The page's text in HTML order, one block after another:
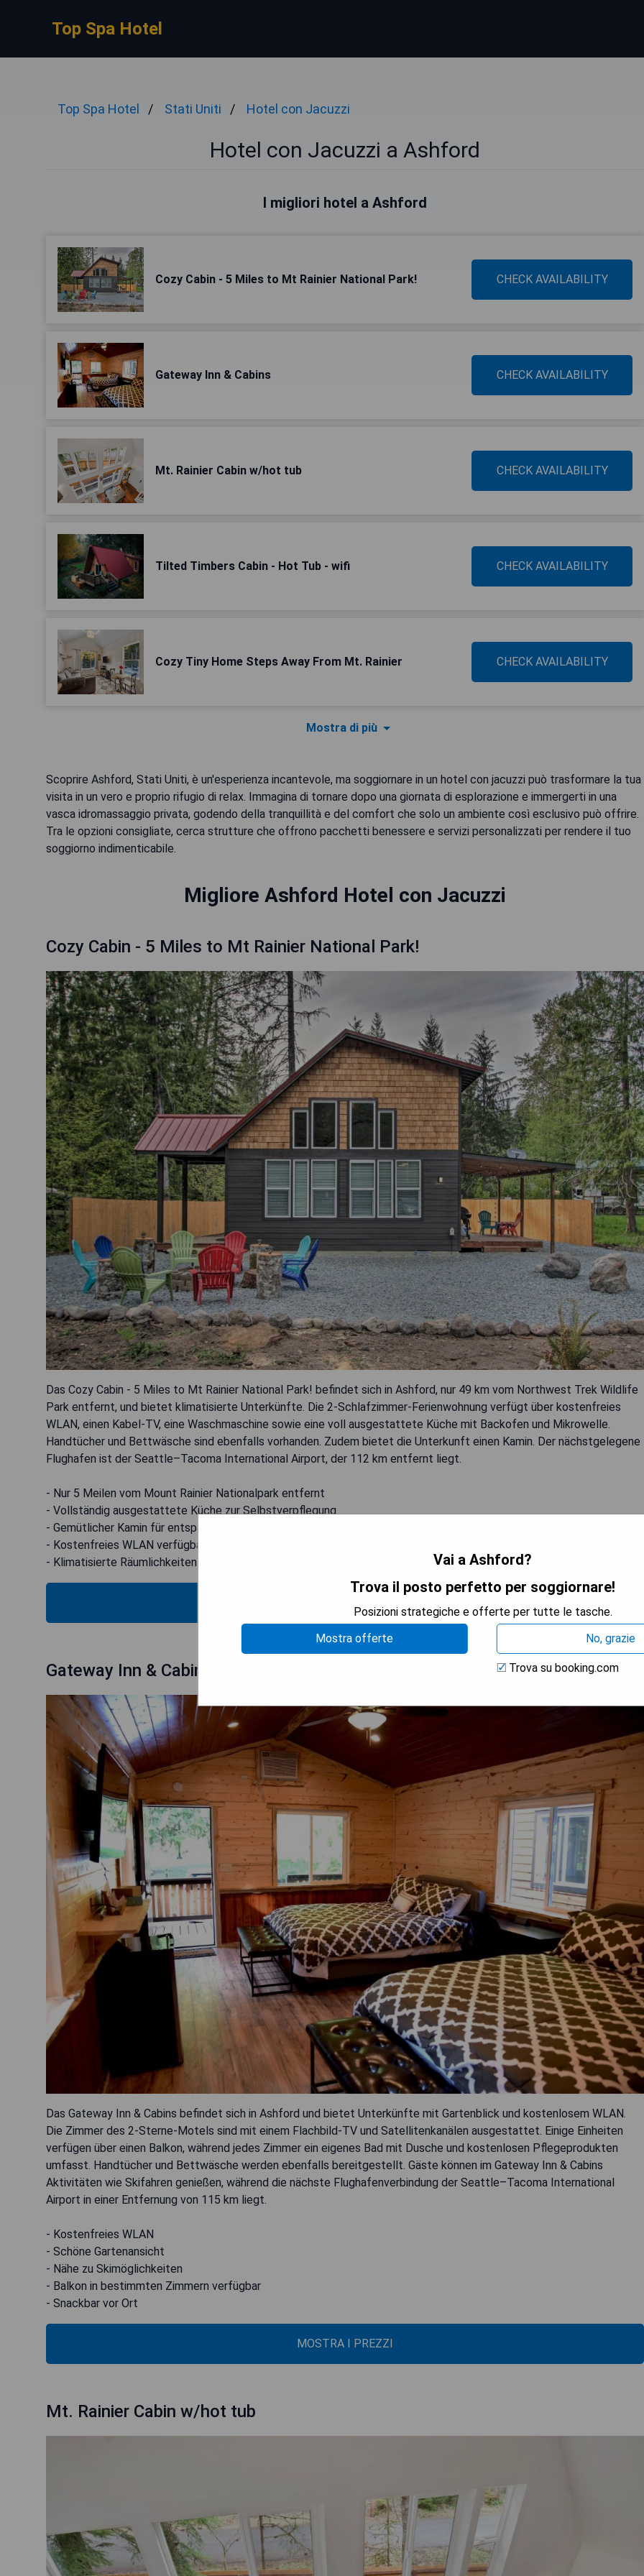
Top Spa Hotel
Top Spa Hotel Stati Uniti Hotel con Jacuzzi
Hotel con Jacuzzi a Ashford
I migliori hotel a Ashford
Cozy Cabin - 5 Miles to Mt Rainier National Park! CHECK AVAILABILITY
Gateway Inn & Cabins CHECK AVAILABILITY
Mt. Rainier Cabin w/hot tub CHECK AVAILABILITY
Tilted Timbers Cabin - Hot Tub - wifi CHECK AVAILABILITY
Cozy Tiny Home Steps Away From Mt. Rainier CHECK AVAILABILITY
Mostra di più
Scoprire Ashford, Stati Uniti, è un'esperienza incantevole, ma soggiornare in un hotel con jacuzzi può trasformare la tua
visita in un vero e proprio rifugio di relax. Immagina di tornare dopo una giornata di esplorazione e immergerti in una
vasca idromassaggio privata, godendo della tranquillità e del comfort che solo un ambiente così esclusivo può offrire.
Tra le opzioni consigliate, cerca strutture che offrono pacchetti benessere e servizi personalizzati per rendere il tuo
soggiorno indimenticabile.
Migliore Ashford Hotel con Jacuzzi
Cozy Cabin - 5 Miles to Mt Rainier National Park!
Das Cozy Cabin - 5 Miles to Mt Rainier National Park! befindet sich in Ashford, nur 49 km vom Northwest Trek Wildlife
Park entfernt, und bietet klimatisierte Unterkünfte. Die 2-Schlafzimmer-Ferienwohnung verfügt über kostenfreies
WLAN, einen Kabel-TV, eine Waschmaschine sowie eine voll ausgestattete Küche mit Backofen und Mikrowelle.
Handtücher und Bettwäsche sind ebenfalls vorhanden. Zudem bietet die Unterkunft einen Kamin. Der nächstgelegene
Flughafen ist der Seattle–Tacoma International Airport, der 112 km entfernt liegt.
- Nur 5 Meilen vom Mount Rainier Nationalpark entfernt
- Vollständig ausgestattete Küche zur Selbstverpflegung
- Gemütlicher Kamin für entspannte Abende
- Kostenfreies WLAN verfügbar
- Klimatisierte Räumlichkeiten für Komfort
Gateway Inn & Cabins
Das Gateway Inn & Cabins befindet sich in Ashford und bietet Unterkünfte mit Gartenblick und kostenlosem WLAN.
Die Zimmer des 2-Sterne-Motels sind mit einem Flachbild-TV und Satellitenkanälen ausgestattet. Einige Einheiten
verfügen über einen Balkon, während jedes Zimmer ein eigenes Bad mit Dusche und kostenlosen Pflegeprodukten
umfasst. Handtücher und Bettwäsche werden ebenfalls bereitgestellt. Gäste können im Gateway Inn & Cabins
Aktivitäten wie Skifahren genießen, während die nächste Flughafenverbindung der Seattle–Tacoma International
Airport in einer Entfernung von 115 km liegt.
- Kostenfreies WLAN
- Schöne Gartenansicht
- Nähe zu Skimöglichkeiten
- Balkon in bestimmten Zimmern verfügbar
- Snackbar vor Ort
MOSTRA I PREZZI
Mt. Rainier Cabin w/hot tub
Vai a Ashford?
Trova il posto perfetto per soggiornare!
Posizioni strategiche e offerte per tutte le tasche.
Mostra offerte
No, grazie
Trova su booking.com